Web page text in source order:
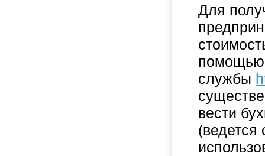
Для
помощью
службы
вести
(ведется